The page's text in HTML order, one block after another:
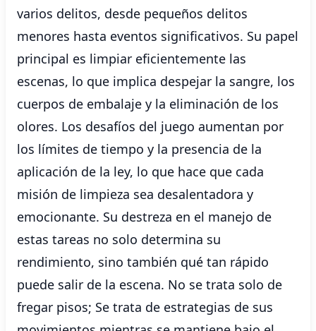
varios delitos, desde pequeños delitos
menores hasta eventos significativos. Su papel
principal es limpiar eficientemente las
escenas, lo que implica despejar la sangre, los
cuerpos de embalaje y la eliminación de los
olores. Los desafíos del juego aumentan por
los límites de tiempo y la presencia de la
aplicación de la ley, lo que hace que cada
misión de limpieza sea desalentadora y
emocionante. Su destreza en el manejo de
estas tareas no solo determina su
rendimiento, sino también qué tan rápido
puede salir de la escena. No se trata solo de
fregar pisos; Se trata de estrategias de sus